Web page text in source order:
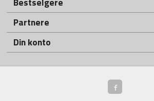
Partnere
Din konto